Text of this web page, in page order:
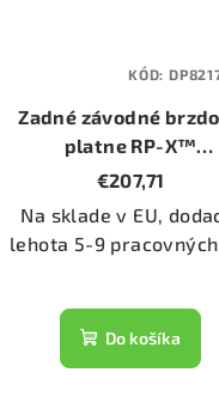
Zadné závodné
platne RP-X™
(DP82173RPX)
€207,71
Na sklade v EU,
lehota 5-9
Do košíka
KÓD: